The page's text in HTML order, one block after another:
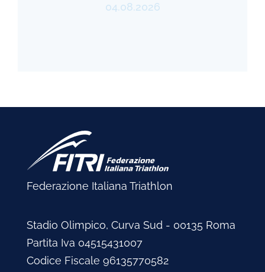
04.08.2026
Federazione Italiana Triathlon
Stadio Olimpico, Curva Sud - 00135 Roma
Partita Iva 04515431007
Codice Fiscale 96135770582